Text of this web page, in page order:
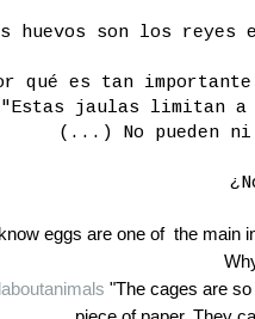
huevos son los reyes
qué es tan
jaulas limitan a
(...) No pueden
eggs are one of the main
"The cages are